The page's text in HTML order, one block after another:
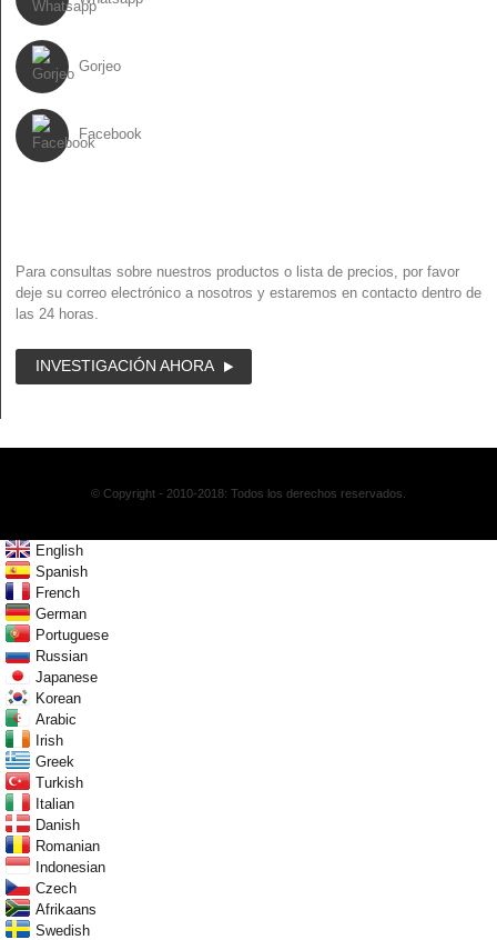
Gorjeo
Facebook
Para consultas sobre nuestros productos o lista de precios, por favor
deje su correo electrónico a nosotros y estaremos en contacto dentro de
las 24 horas.
INVESTIGACIÓN AHORA
© Copyright - 2010-2018: Todos los derechos reservados.
English
Spanish
French
German
Portuguese
Russian
Japanese
Korean
Arabic
Irish
Greek
Turkish
Italian
Danish
Romanian
Indonesian
Czech
Afrikaans
Swedish